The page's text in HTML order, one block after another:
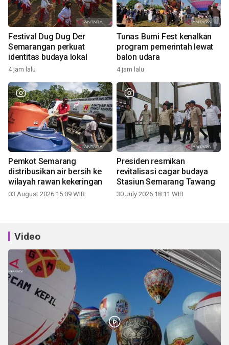
Festival Dug Dug Der
Semarangan perkuat
identitas budaya lokal
4 jam lalu
Tunas Bumi Fest kenalkan
program pemerintah lewat
balon udara
4 jam lalu
Pemkot Semarang
distribusikan air bersih ke
wilayah rawan kekeringan
03 August 2026 15:09 WIB
Presiden resmikan
revitalisasi cagar budaya
Stasiun Semarang Tawang
30 July 2026 18:11 WIB
Video